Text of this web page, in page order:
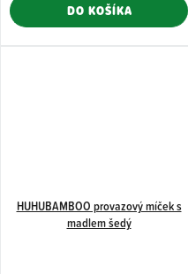
DO KOŠÍKA
HUHUBAMBOO provazový míček s
madlem šedý